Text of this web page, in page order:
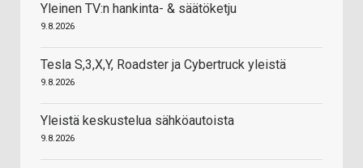
Yleinen TV:n hankinta- & säätöketju
9.8.2026
Tesla S,3,X,Y, Roadster ja Cybertruck yleistä
9.8.2026
Yleistä keskustelua sähköautoista
9.8.2026